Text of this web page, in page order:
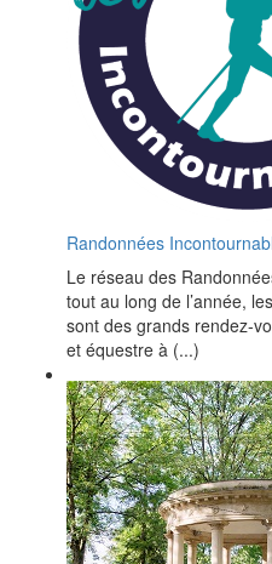
Randonnées
Le réseau des
tout au long de l’année,
sont des grands rendez-
et équestre à (...)